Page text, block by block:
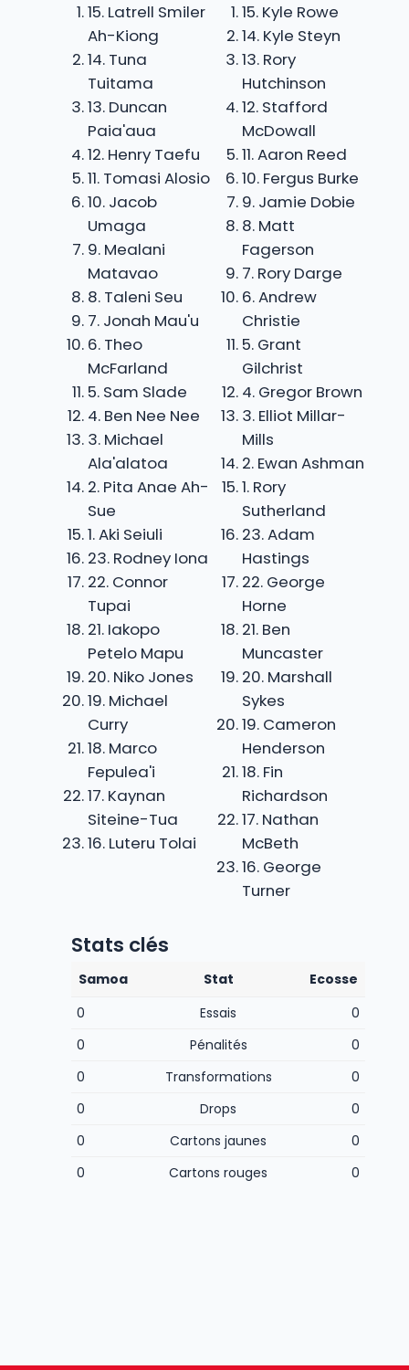
15. Latrell Smiler
Ah-Kiong
14. Tuna
Tuitama
13. Duncan
Paia'aua
12. Henry Taefu
11. Tomasi Alosio
10. Jacob
Umaga
9. Mealani
Matavao
8. Taleni Seu
7. Jonah Mau'u
6. Theo
McFarland
5. Sam Slade
4. Ben Nee Nee
3. Michael
Ala'alatoa
2. Pita Anae Ah-
Sue
1. Aki Seiuli
23. Rodney Iona
22. Connor
Tupai
21. Iakopo
Petelo Mapu
20. Niko Jones
19. Michael
Curry
18. Marco
Fepulea'i
17. Kaynan
Siteine-Tua
16. Luteru Tolai
15. Kyle Rowe
14. Kyle Steyn
13. Rory
Hutchinson
12. Stafford
McDowall
11. Aaron Reed
10. Fergus Burke
9. Jamie Dobie
8. Matt
Fagerson
7. Rory Darge
6. Andrew
Christie
5. Grant
Gilchrist
4. Gregor Brown
3. Elliot Millar-
Mills
2. Ewan Ashman
1. Rory
Sutherland
23. Adam
Hastings
22. George
Horne
21. Ben
Muncaster
20. Marshall
Sykes
19. Cameron
Henderson
18. Fin
Richardson
17. Nathan
McBeth
16. George
Turner
Stats clés
Samoa Stat
Ecosse
0
Essais
0
0
Pénalités
0
0
Transformations
0
0
Drops
0
0
Cartons jaunes
0
0
Cartons rouges 0